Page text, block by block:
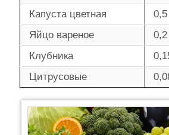
Капуста цветная
0,5
Яйцо вареное
0,2
Клубника
Цитрусовые